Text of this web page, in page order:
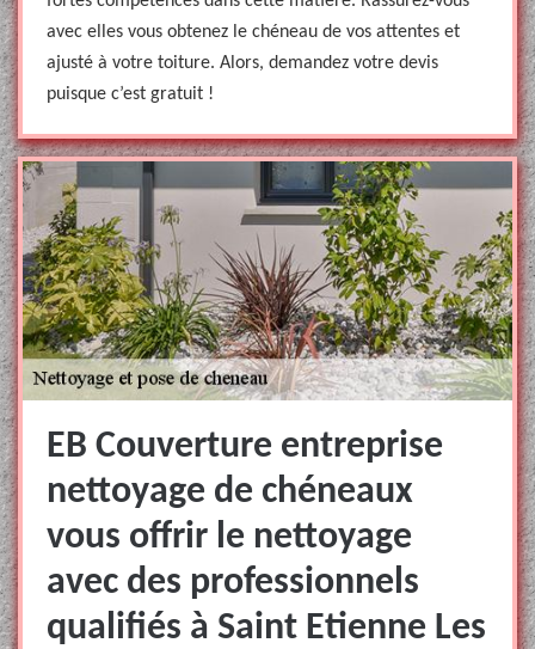
avec elles vous obtenez le chéneau de vos attentes et
ajusté à votre toiture. Alors, demandez votre devis
puisque c’est gratuit !
EB Couverture entreprise
nettoyage de chéneaux
vous offrir le nettoyage
avec des professionnels
qualifiés à Saint Etienne Les